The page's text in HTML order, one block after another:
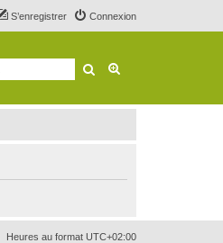
Connexion
S’enregistrer
Rechercher
Heures au format UTC+02:00